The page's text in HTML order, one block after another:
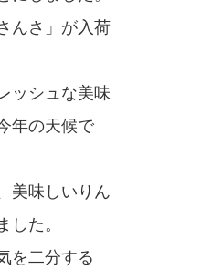
んさ」が入荷
ッシュな美味
年の天候で
美味しいりん
した。
を二分する